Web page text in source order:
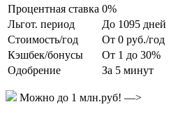
Процентная ставка 0%
Льгот. период
До 1095 дней
Стоимость/год
От 0 руб./год
Кэшбек/бонусы
От 1 до 30%
Одобрение
За 5 минут
Можно до 1 млн.руб! —>